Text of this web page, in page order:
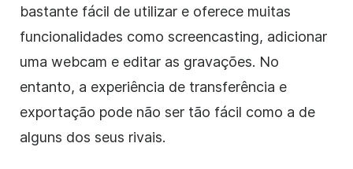
bastante fácil de utilizar e oferece muitas
funcionalidades como screencasting, adicionar
uma webcam e editar as gravações. No
entanto, a experiência de transferência e
exportação pode não ser tão fácil como a de
alguns dos seus rivais.